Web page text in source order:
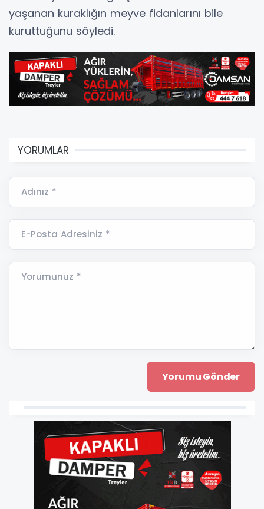
yaşanan kuraklığın meyve fidanlarını bile
kuruttuğunu söyledi.
YORUMLAR
Adınız *
E-Posta Adresiniz *
Yorumunuz *